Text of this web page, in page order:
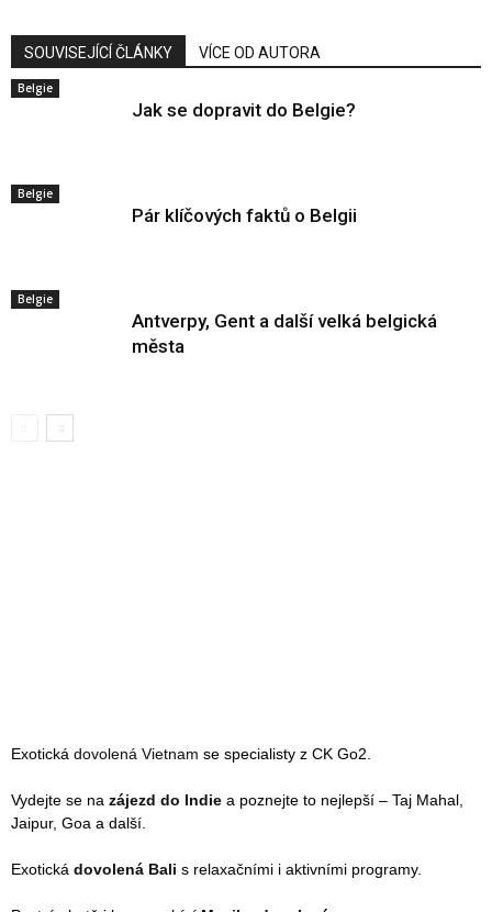
SOUVISEJÍCÍ ČLÁNKY VÍCE OD AUTORA
Belgie
Jak se dopravit do Belgie?
Belgie
Pár klíčových faktů o Belgii
Belgie
Antverpy, Gent a další velká belgická
města
Exotická dovolená Vietnam se specialisty z CK Go2.
Vydejte se na zájezd do Indie a poznejte to nejlepší – Taj Mahal,
Jaipur, Goa a další.
Exotická dovolená Bali s relaxačními i aktivními programy.